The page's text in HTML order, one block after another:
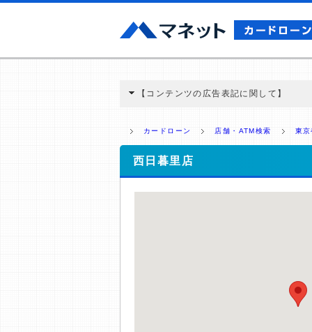
【コンテンツの広告表記に関して】
ミ収集などに基づき、公平性を担保した情
>提携企業一覧
カードローン 店舗・ATM検索 東
西日暮里店